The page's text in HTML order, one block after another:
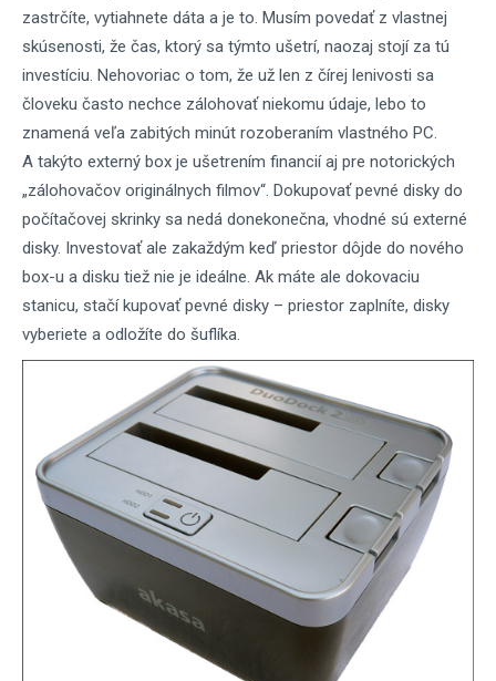
zastrčíte, vytiahnete dáta a je to. Musím povedať z vlastnej
skúsenosti, že čas, ktorý sa týmto ušetrí, naozaj stojí za tú
investíciu. Nehovoriac o tom, že už len z čírej lenivosti sa
človeku často nechce zálohovať niekomu údaje, lebo to
znamená veľa zabitých minút rozoberaním vlastného PC.
A takýto externý box je ušetrením financií aj pre notorických
„zálohovačov originálnych filmov“. Dokupovať pevné disky do
počítačovej skrinky sa nedá donekonečna, vhodné sú externé
disky. Investovať ale zakaždým keď priestor dôjde do nového
box-u a disku tiež nie je ideálne. Ak máte ale dokovaciu
stanicu, stačí kupovať pevné disky – priestor zaplníte, disky
vyberiete a odložíte do šuflíka.